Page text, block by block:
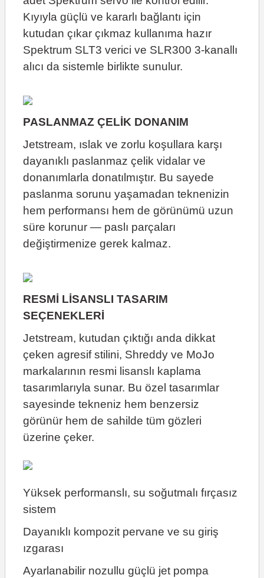
Kıyıyla güçlü ve kararlı bağlantı için
kutudan çıkar çıkmaz kullanıma hazır
Spektrum SLT3 verici ve SLR300 3-kanallı
alıcı da sistemle birlikte sunulur.
PASLANMAZ ÇELİK DONANIM
Jetstream, ıslak ve zorlu koşullara karşı
dayanıklı paslanmaz çelik vidalar ve
donanımlarla donatılmıştır. Bu sayede
paslanma sorunu yaşamadan teknenizin
hem performansı hem de görünümü uzun
süre korunur — paslı parçaları
değiştirmenize gerek kalmaz.
RESMİ LİSANSLI TASARIM
SEÇENEKLERİ
Jetstream, kutudan çıktığı anda dikkat
çeken agresif stilini, Shreddy ve MoJo
markalarının resmi lisanslı kaplama
tasarımlarıyla sunar. Bu özel tasarımlar
sayesinde tekneniz hem benzersiz
görünür hem de sahilde tüm gözleri
üzerine çeker.
Yüksek performanslı, su soğutmalı fırçasız
sistem
Dayanıklı kompozit pervane ve su giriş
ızgarası
Ayarlanabilir nozullu güçlü jet pompa